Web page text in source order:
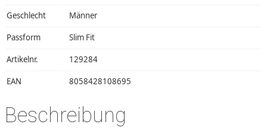
Geschlecht Männer
Passform Slim Fit
Artikelnr. 129284
EAN 8058428108695
Beschreibung